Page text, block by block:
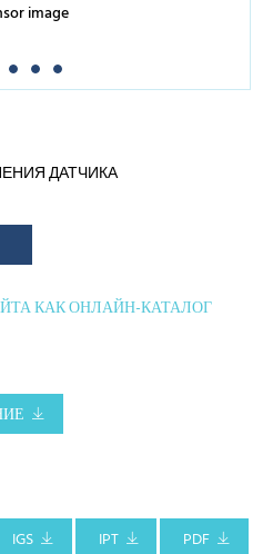
image
ДАТЧИКА
КАК ОНЛАЙН-КАТАЛОГ
IGS IPT PDF